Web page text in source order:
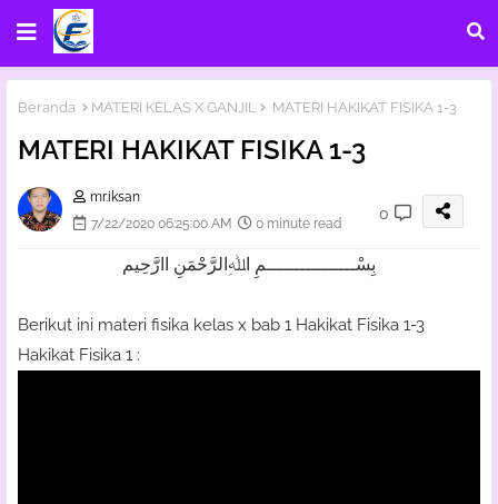
Beranda MATERI KELAS X GANJIL MATERI HAKIKAT FISIKA 1-3
MATERI HAKIKAT FISIKA 1-3
mr.iksan
7/22/2020 06:25:00 AM
0 minute read
0
بِسْــــــــــــــــمِ اﷲِالرَّحْمَنِ اارَّحِيم
Berikut ini materi fisika kelas x bab 1 Hakikat Fisika 1-3
Hakikat Fisika 1 :